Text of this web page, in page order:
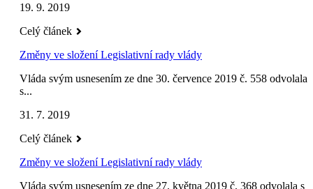
19. 9. 2019
Celý článek
Změny ve složení Legislativní rady vlády
Vláda svým usnesením ze dne 30. července 2019 č. 558 odvolala
s...
31. 7. 2019
Celý článek
Změny ve složení Legislativní rady vlády
Vláda svým usnesením ze dne 27. května 2019 č. 368 odvolala s